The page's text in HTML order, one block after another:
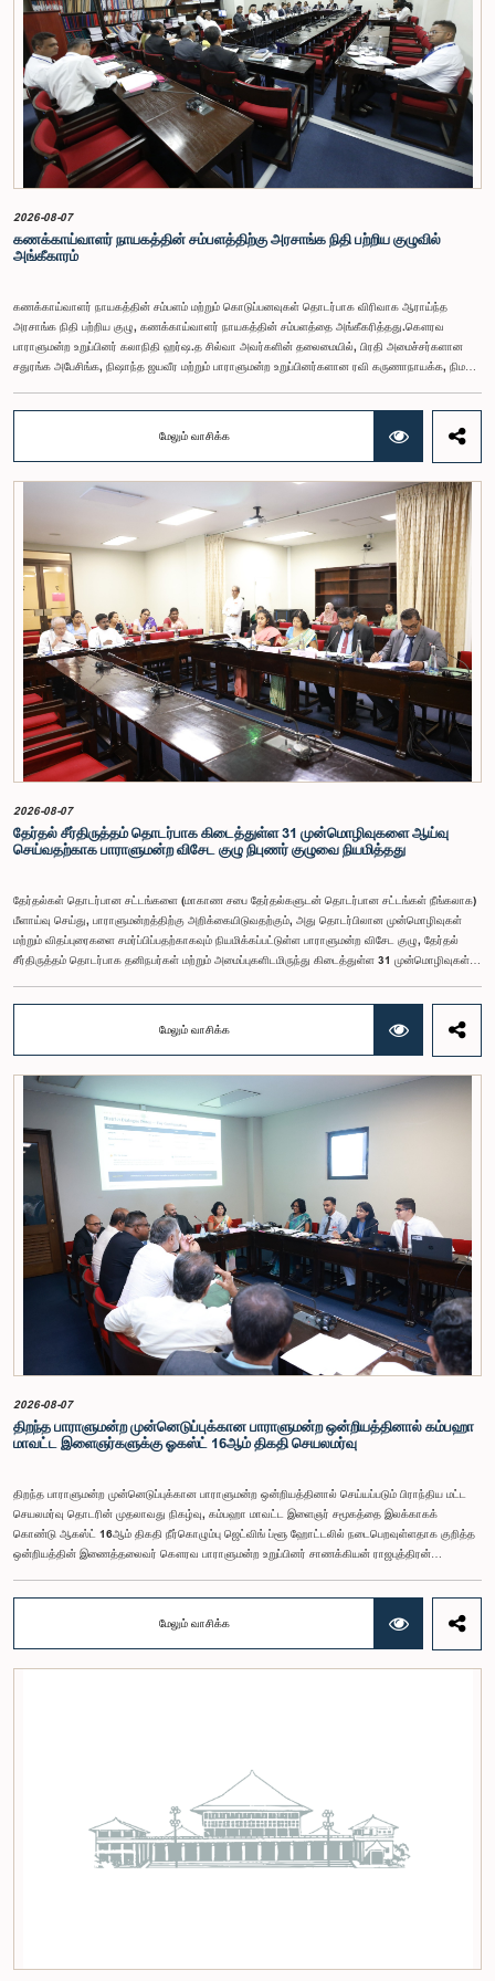
2026-08-07
கணக்காய்வாளர் நாயகத்தின் சம்பளத்திற்கு அரசாங்க நிதி பற்றிய குழுவில்
அங்கீகாரம்
கணக்காய்வாளர் நாயகத்தின் சம்பளம் மற்றும் கொடுப்பனவுகள் தொடர்பாக விரிவாக ஆராய்ந்த
அரசாங்க நிதி பற்றிய குழு, கணக்காய்வாளர் நாயகத்தின் சம்பளத்தை அங்கீகரித்தது.கௌரவ
பாராளுமன்ற உறுப்பினர் கலாநிதி ஹர்ஷ.த சில்வா அவர்களின் தலைமையில், பிரதி அமைச்சர்களான
சதுரங்க அபேசிங்க, நிஷாந்த ஜயவீர மற்றும் பாராளுமன்ற உறுப்பினர்களான ரவி கருணாநாயக்க, நிமல்
நிதி பற்றிய குழுக் கூட்டத்திலேயே இந்த அங்கீகாரம் வழங்கப்பட்டது.இலங்கை ஜனநாயக சோசலிசக்
குடியரசின் அரசியலமைப்பின் 153(2) ஆம் உறுப்புரையின் பிரகாரம், கணக்காய்வாளர் நாயகத்தின்
சம்பளம் தொடர்பான பிரேரணை குழுவின் கவனத்திற்கு கொண்டு வரப்பட்டது.இதன்போது,
கணக்காய்வாளர் நாயகத்தின் பொறுப்புகள், அரச நிதி மேற்பார்வை மற்றும் கணக்காய்வுத் துறையின்
சுயாதீனத் தன்மை உள்ளிட்ட விடயங்களை கருத்தில் கொண்டு, சம்பள மட்டம் தொடர்பாக குழுத்
தலைவர் உள்ளிட்ட உறுப்பினர்கள் தமது கருத்துகளையும் பரிந்துரைகளையும் முன்வைத்தனர்.மேலும்,
அரசியலமைப்பின் 170 ஆம் உறுப்புரையின் பிரகாரம், கணக்காய்வாளர் நாயகம் ஒரு அரசாங்க ஊழியர்
அல்ல என்பதையும், நடைமுறையில் உள்ள அரசாங்க சம்பள அளவுகோலுக்கு வெளியே இப்பதவிக்கான
சம்பளத்தை விசேடமாக பரிசீலிக்க முடியும் என்பதையும் குழு சுட்டிக்காட்டியது.முன்மொழியப்பட்ட சம்பளத்
தொகை, முன்னர் பதவி வகித்த கணக்காய்வாளர் நாயகங்களின் சம்பளங்களையும் கருத்தில் கொண்டு
நிர்ணயிக்கப்பட்டதாக அதிகாரிகள் தெரிவித்தனர். இதற்கு முன்னர், சம்பளங்கள் மற்றும் பணியாளர்
ஆணைக்குழுவே இத்தகைய சம்பளங்களை நிர்ணயித்து வந்த போதிலும், தற்போது அத்தகைய
ஆணைக்குழு இல்லையெனவும் அதிகாரிகள் குறிப்பிட்டனர்.கணக்காய்வாளர் நாயகத்திற்கான
முன்மொழியப்பட்ட சம்பள மட்டத்தை குழு அங்கீகரித்திருந்தாலும், அப்பதவிக்கு வழங்கப்பட்டுள்ள
பொறுப்புகள் மற்றும் கடமைகளின் முக்கியத்துவத்தை கருத்தில் கொண்டு, அந்தச் சம்பளம் மேலும்
உயர்ந்த மட்டத்தில் இருக்க வேண்டும் என்ற கருத்தை குழுத் தலைவர் உள்ளிட்ட உறுப்பினர்கள்
முன்வைத்தனர்.அதன்படி, எதிர்காலத்தில் இச்சம்பள மட்டம் தொடர்பாக மேலும் கவனம் செலுத்தி
தேவையான தீர்மானங்கள் எடுக்கப்பட வேண்டியதன் அவசியம் குழுவில் வலியுறுத்தப்பட்டது. மேலும்,
நிரந்தரமானதும் சுயாதீனமானதுமான சம்பள மற்றும் பணியாளர் ஆணைக்குழுவை நிறுவுவதற்கான
யோசனையையும் குழுத் தலைவர் முன்வைத்தார்.
மேலும் வாசிக்க
2026-08-07
தேர்தல் சீர்திருத்தம் தொடர்பாக கிடைத்துள்ள 31 முன்மொழிவுகளை ஆய்வு
செய்வதற்காக பாராளுமன்ற விசேட குழு நிபுணர் குழுவை நியமித்தது
தேர்தல்கள் தொடர்பான சட்டங்களை (மாகாண சபை தேர்தல்களுடன் தொடர்பான சட்டங்கள் நீங்கலாக)
மீளாய்வு செய்து, பாராளுமன்றத்திற்கு அறிக்கையிடுவதற்கும், அது தொடர்பிலான முன்மொழிவுகள்
மற்றும் விதப்புரைகளை சமர்ப்பிப்பதற்காகவும் நியமிக்கப்பட்டுள்ள பாராளுமன்ற விசேட குழு, தேர்தல்
சீர்திருத்தம் தொடர்பாக தனிநபர்கள் மற்றும் அமைப்புகளிடமிருந்து கிடைத்துள்ள 31 முன்மொழிவுகள்
நியமித்துள்ளது.கௌரவ பொது நிர்வாக, மாகாண சபைகள் மற்றும் உள்ளூராட்சி அமைச்சர் பேராசிரியர்
ஏ.எச்.எம்.எச்.அபயரத்ன அவர்கள் தலைமையில் அண்மையில் பாராளுமன்றத்தில் நடைபெற்ற குறித்த
விசேட குழுக் கூட்டத்தின் போதே இத்தீர்மானம் எடுக்கப்பட்டது.2004, 2007 மற்றும் 2022 ஆம்
ஆண்டுகளில் வெளியிடப்பட்ட பாராளுமன்ற விசேட குழுக்களின் அறிக்கைகள் மற்றும் தனிநபர்கள்,
அமைப்புகள் ஆகியவற்றினால் சமர்ப்பிக்கப்பட்டுள்ள 31 முன்மொழிவுகளை அடிப்படையாகக் கொண்டு
தேர்தல் சீர்திருத்தங்கள் தொடர்பாக விரிவான கலந்துரையாடல் இங்கு இடம்பெற்றது.உள்ளூராட்சி
மன்றத் தேர்தல் முறைக்காக கலப்பு தேர்தல் முறையை அறிமுகப்படுத்துதல், சிறு கட்சிகள் மற்றும்
சிறுபான்மை குழுக்களின் பிரதிநிதித்துவத்தை உறுதிப்படுத்துதல், பெண்களின் பிரதிநிதித்துவத்தை
மேம்படுத்துதல், மின்னணு வாக்களிப்பு முறையை அறிமுகப்படுத்துதல், முன்கூட்டியே வாக்களிக்கும்
வசதியை ஏற்படுத்துதல் உள்ளிட்ட பல்வேறு முன்மொழிவுகள் தொடர்பில் இக்கூட்டத்தில் விசேட கவனம்
செலுத்தப்பட்டது.மேலும், வெளிநாடுகளில் வாழும் இலங்கையர்களுக்கு வாக்களிக்கும் உரிமையை
வழங்குவது தொடர்பான முன்மொழிவுகளும் பரிசீலிக்கப்பட்டதுடன், அதற்குத் தேவையான சட்ட மற்றும்
நிர்வாக ஏற்பாடுகள் குறித்து மேலும் விரிவான ஆய்வு மேற்கொள்ள வேண்டியதன் அவசியமும்
வலியுறுத்தப்பட்டது.விசேட குழுவினால் நியமிக்கப்பட்டுள்ள நிபுணர் குழு, கிடைத்துள்ள 31
முன்மொழிவுகளையும் முந்தைய பாராளுமன்ற விசேட குழுக்களின் அறிக்கைகளையும் பகுப்பாய்வு
செய்து, நடைமுறைக்கு ஏற்ற பரிந்துரைகளைக் கொண்ட அறிக்கையொன்றைத் தயாரிக்கவுள்ளது.
அதனைத் தொடர்ந்து, அந்தப் பரிந்துரைகளை ஆராய்ந்து அடுத்தகட்ட நடவடிக்கைகளை முன்னெடுக்க
குழு தீர்மானித்தது.இக்கூட்டத்தில், குழு உறுப்பினரான அமைச்சர் கலாநிதி உபாலி பன்னிலகே மற்றும்
பாராளுமன்ற உறுப்பினர்களான ரவி கருணாநாயக்க, ருவந்திலக ஜயக்கொடி மற்றும் கதிரவேலு
சண்முகம் குகதாசன் ஆகியோர் கலந்துகொண்டனர்.
மேலும் வாசிக்க
2026-08-07
திறந்த பாராளுமன்ற முன்னெடுப்புக்கான பாராளுமன்ற ஒன்றியத்தினால் கம்பஹா
மாவட்ட இளைஞர்களுக்கு ஓகஸ்ட் 16ஆம் திகதி செயலமர்வு
திறந்த பாராளுமன்ற முன்னெடுப்புக்கான பாராளுமன்ற ஒன்றியத்தினால் செய்யப்படும் பிராந்திய மட்ட
செயலமர்வு தொடரின் முதலாவது நிகழ்வு, கம்பஹா மாவட்ட இளைஞர் சமூகத்தை இலக்காகக்
கொண்டு ஆகஸ்ட் 16ஆம் திகதி நீர்கொழும்பு ஜெட்விங் ப்ளூ ஹோட்டலில் நடைபெறவுள்ளதாக குறித்த
ஒன்றியத்தின் இணைத்தலைவர் கௌரவ பாராளுமன்ற உறுப்பினர் சாணக்கியன் ராஜபுத்திரன்
பங்கேற்புடன் திறந்த பாராளுமன்றக் கருத்திட்டத்தை மேலும் முன்னெடுத்துச் செல்லும் நோக்கில் இந்த
செயலமர்வு தொடர் ஏற்பாடு செய்யப்படுகின்றது. இதில் ஒன்றியத்தின் உறுப்பினர்கள் மற்றும் கம்பஹா
மாவட்டத்தை பிரதிநிதித்துவப்படுத்தும் பாராளுமன்ற உறுப்பினர்களும் பங்கேற்கவிருக்கின்றனர்.இந்த
இச்செயலமர்வு தொடருக்கான அபிவிருத்தி பங்காளராக அனுசரணை வழங்கும் CII (Coalition for
Inclusive Impact) நிறுவனத்தின் பிரதிநிதிகளும் கலந்துகொண்டனர்.இந்த செயலமர்வில் பங்கேற்க
விரும்பும் கம்பஹா மாவட்டத்தைச் சேர்ந்த 18 – 35 வயதுக்குட்பட்ட இளைஞர், யுவதிகள் இங்கே
தரப்பட்டுள்ள https://forms.gle/aVp5UzhLbtPSmVap8 இணைப்பின் ஊடாக உரிய விண்ணப்பப்
படிவத்தை பூர்த்தி செய்து பதிவு செய்யுமாறு கேட்டுக்கொள்ளப்படுகின்றனர்.
மேலும் வாசிக்க